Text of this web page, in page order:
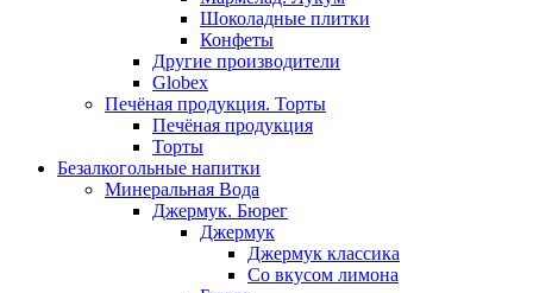
Шоколадные плитки
Конфеты
Другие производители
Globex
Печёная продукция. Торты
Печёная продукция
Торты
Безалкогольные напитки
Минеральная Вода
Джермук. Бюрег
Джермук
Джермук классика
Со вкусом лимона